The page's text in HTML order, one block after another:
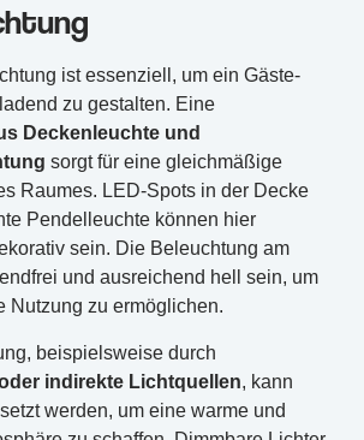
ist essenziell, um ein Gäste-
zu gestalten. Eine
Deckenleuchte und
sorgt für eine gleichmäßige
Raumes. LED-Spots in der Decke
Pendelleuchte können hier
sein. Die Beleuchtung am
und ausreichend hell sein, um
Nutzung zu ermöglichen.
beispielsweise durch
indirekte Lichtquellen, kann
werden, um eine warme und